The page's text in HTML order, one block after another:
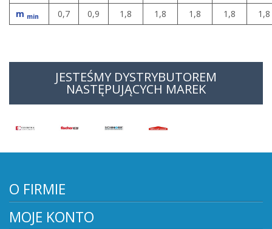
m min 0,7 0,9 1,8 1,8 1,8 1,8 1,8
JESTEŚMY DYSTRYBUTOREM
NASTĘPUJĄCYCH MAREK
O FIRMIE
MOJE KONTO